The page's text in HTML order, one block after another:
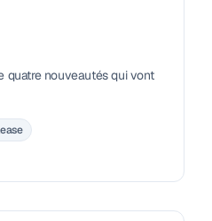
quatre nouveautés qui vont